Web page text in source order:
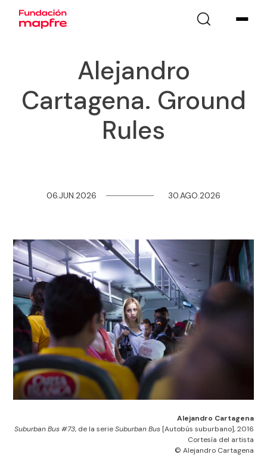
Alejandro
Cartagena. Ground
Rules
06.JUN.2026 ──────── 30.AGO.2026
Alejandro Cartagena
Suburban Bus #73, de la serieSuburban Bus[Autobús suburbano], 2016
Cortesía del artista
© Alejandro Cartagena